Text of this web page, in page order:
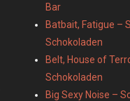
Bar
Batbait, Fatigue –
Schokoladen
Belt, House of
Schokoladen
Big Sexy Noise –